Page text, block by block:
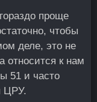
проще
чтобы
деле, это не
относится к нам
51 и часто
ЦРУ.